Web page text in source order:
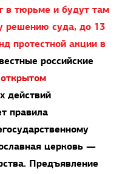
в тюрьме и будут там
решению суда, до 13
протестной акции в
российские
открытом
действий
правила
церковь —
Предъявление